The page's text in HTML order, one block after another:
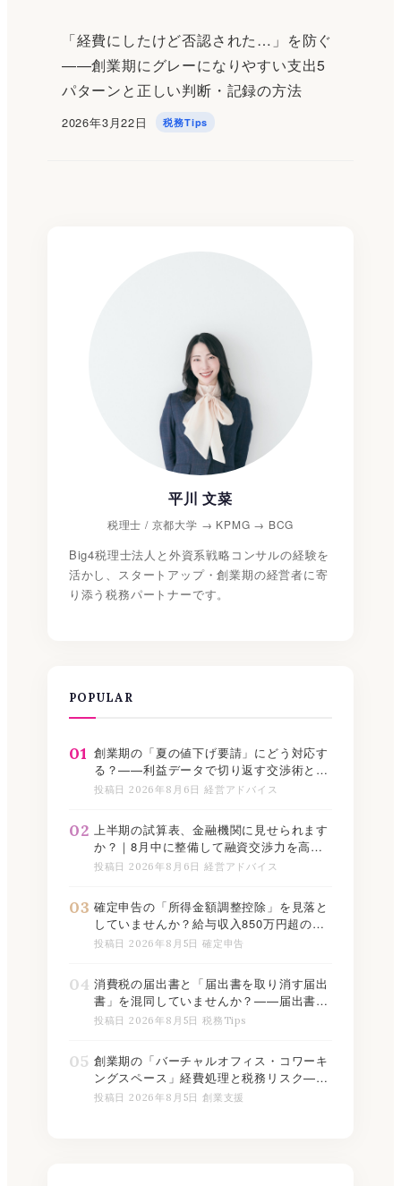
「経費にしたけど否認された…」を防ぐ
——創業期にグレーになりやすい支出5
パターンと正しい判断・記録の方法
投稿日
2026年3月22日 税務Tips
平川 文菜
税理士 / 京都大学 → KPMG → BCG
Big4税理士法人と外資系戦略コンサルの経験を
活かし、スタートアップ・創業期の経営者に寄
り添う税務パートナーです。
POPULAR
01 創業期の「夏の値下げ要請」にどう対応す
る？——利益データで切り返す交渉術と記
録の残し方
投稿日 2026年8月6日 経営アドバイス
02 上半期の試算表、金融機関に見せられます
か？｜8月中に整備して融資交渉力を高め
る実践ステップ
投稿日 2026年8月6日 経営アドバイス
03 確定申告の「所得金額調整控除」を見落と
していませんか？給与収入850万円超の方
が使える控除の適用判定と記載方法【2026
投稿日 2026年8月5日 確定申告
04 消費税の届出書と「届出書を取り消す届出
書」を混同していませんか？——届出書同
士の関係と提出期限を一覧表で整理【2026
投稿日 2026年8月5日 税務Tips
05 創業期の「バーチャルオフィス・コワーキ
ングスペース」経費処理と税務リスク——
勘定科目・消費税の取り扱いを整理【2026
投稿日 2026年8月5日 創業支援